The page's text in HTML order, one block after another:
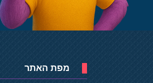
מפת האתר